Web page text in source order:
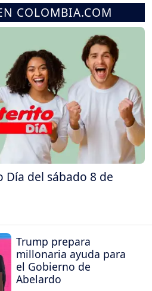
COLOMBIA.COM
Día del sábado 8 de
Trump prepara
millonaria ayuda para
el Gobierno de
Abelardo